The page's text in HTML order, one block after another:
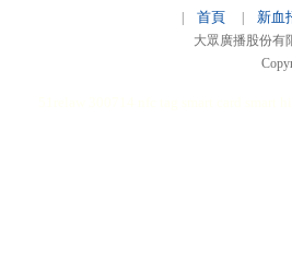
首頁 新血
大眾廣播股份有